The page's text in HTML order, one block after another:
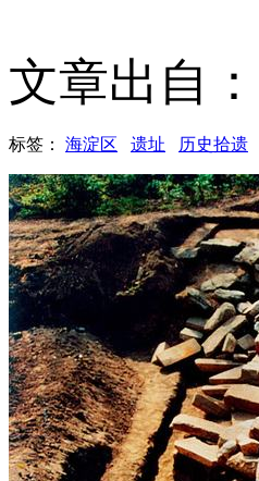
文章出自
标签： 海淀区 遗址 历史拾遗